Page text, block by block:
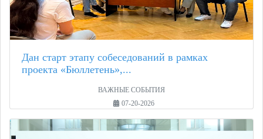
Дан старт этапу собеседований в рамках
проекта «Бюллетень»,...
ВАЖНЫЕ СОБЫТИЯ
07-20-2026